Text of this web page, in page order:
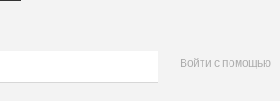
Войти с помощью